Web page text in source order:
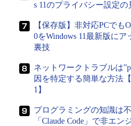
s 11のプライバシー設定の
【保存版】非対応PCで
0をWindows 11最新版にア
裏技
ネットワークトラブルは
因を特定する簡単な方法
1】
プログラミングの知識
「Claude Code」で非エ